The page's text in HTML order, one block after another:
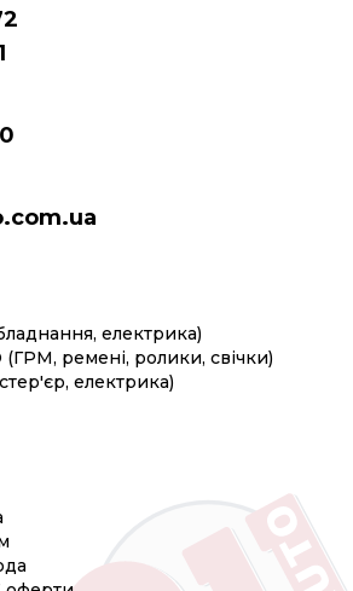
електрика)
ремені, ролики, свічки)
електрика)